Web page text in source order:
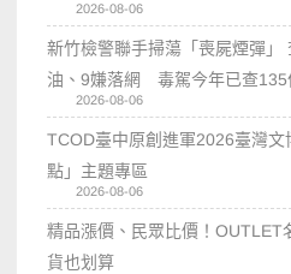
2026-08-06
新竹檢警聯手掃蕩「喪屍煙彈」
油、9嫌落網 毒駕今年已查135
2026-08-06
TCOD臺中原創進軍2026臺灣
點」主題專區
2026-08-06
精品漲價、民眾比價！OUTLET
貨也划算